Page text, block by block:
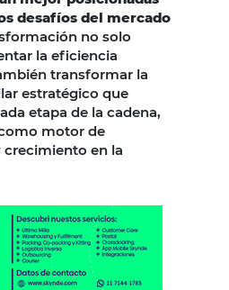
desafíos del mercado
no solo
la eficiencia
transformar la
estratégico que
etapa de la cadena,
motor de
en la